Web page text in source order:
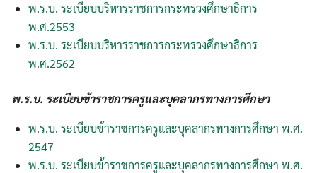
พ.ร.บ. ระเบียบบริหารราชการกระทรวงศึกษาธิการ
พ.ศ.2553
พ.ร.บ. ระเบียบบริหารราชการกระทรวงศึกษาธิการ
พ.ศ.2562
พ.ร.บ. ระเบียบข้าราชการครูและบุคลากรทางการศึกษา
พ.ร.บ. ระเบียบข้าราชการครูและบุคลากรทางการศึกษา พ.ศ.
2547
พ.ร.บ. ระเบียบข้าราชการครูและบุคลากรทางการศึกษา พ.ศ.